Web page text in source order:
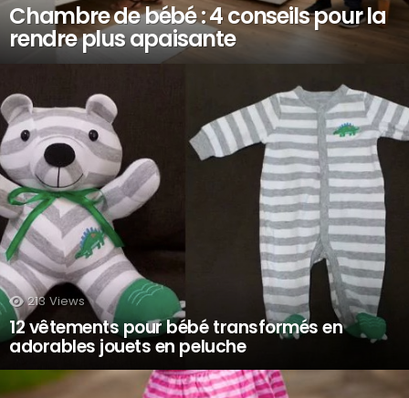
Chambre de bébé : 4 conseils pour la
rendre plus apaisante
213 Views
12 vêtements pour bébé transformés en
adorables jouets en peluche